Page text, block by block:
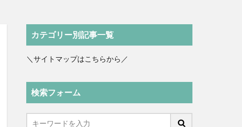
カテゴリー別記事一覧
＼サイトマップはこちらから／
検索フォーム